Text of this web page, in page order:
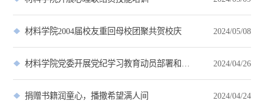
材料学院2004届校友重回母校团聚共贺校庆 2024/05/08
2024/04/26
捐赠书籍润童心，播撒希望满人间 2024/04/24